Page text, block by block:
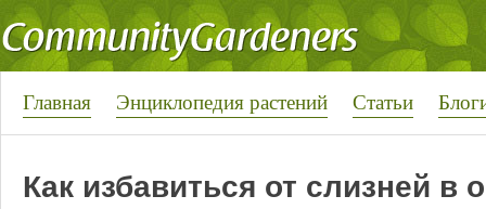
Главная Энциклопедия растений Статьи
Как избавиться от слизней в